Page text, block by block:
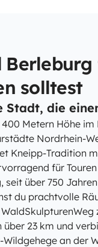
solltest
die
Metern Höhe
Nordrhein-
Kneipp-Tradition
für
seit über 750
du prachtvolle
über 23 km und
an der